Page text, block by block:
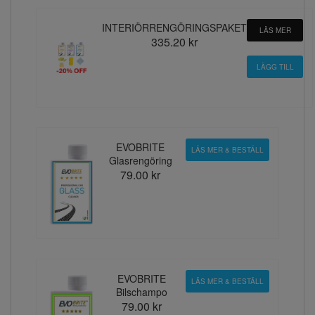
INTERIÖRRENGÖRINGSPAKET
335.20 kr
LÄS MER
EVOBRITE
Glasrengöring
79.00 kr
LÄS MER & BESTÄLL
EVOBRITE
Bilschampo
79.00 kr
LÄS MER & BESTÄLL